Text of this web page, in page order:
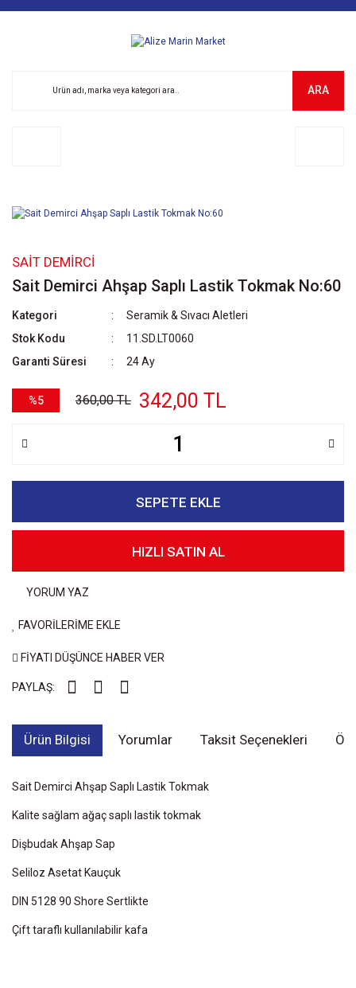
ARA
SAIT DEMIRCI
Sait Demirci Ahşap Saplı Lastik Tokmak No:60
Kategori
Seramik & Sıvacı Aletleri
Stok Kodu
11.SD.LT0060
Garanti Süresi
24 Ay
%5 360,00 TL 342,00 TL
SEPETE EKLE
HIZLI SATIN AL
YORUM YAZ
FAVORİLERİME EKLE
FİYATI DÜŞÜNCE HABER VER
PAYLAŞ:
Ürün Bilgisi Yorumlar Taksit Seçenekleri
Sait Demirci Ahşap Saplı Lastik Tokmak
Kalite sağlam ağaç saplı lastik tokmak
Dişbudak Ahşap Sap
Seliloz Asetat Kauçuk
DIN 5128 90 Shore Sertlikte
Çift taraflı kullanılabilir kafa